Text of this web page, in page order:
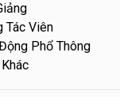
Tác Viên
Phổ Thông